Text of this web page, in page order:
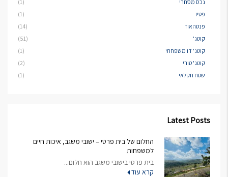
נכס מסחרי
(1)
פטיו
(1)
פנטהאוז
(14)
קוטג'
(51)
קוטג' דו משפחתי
(1)
קוטג' טורי
(2)
שטח חקלאי
(1)
Latest Posts
החלום של בית פרטי – ישובי משגב, איכות חיים
למשפחות
בית פרטי בישובי משגב הוא חלום...
קרא עוד